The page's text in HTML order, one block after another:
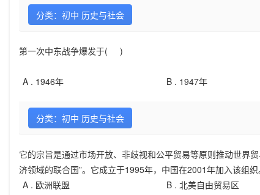
分类：初中 历史与社会
第一次中东战争爆发于( )
A . 1946年 B . 1947年
分类：初中 历史与社会
它的宗旨是通过市场开放、非歧视和公平贸易等原则推动世界
济领域的联合国”。它成立于1995年，中国在2001年加入该
A . 欧洲联盟 B . 北美自由贸易区